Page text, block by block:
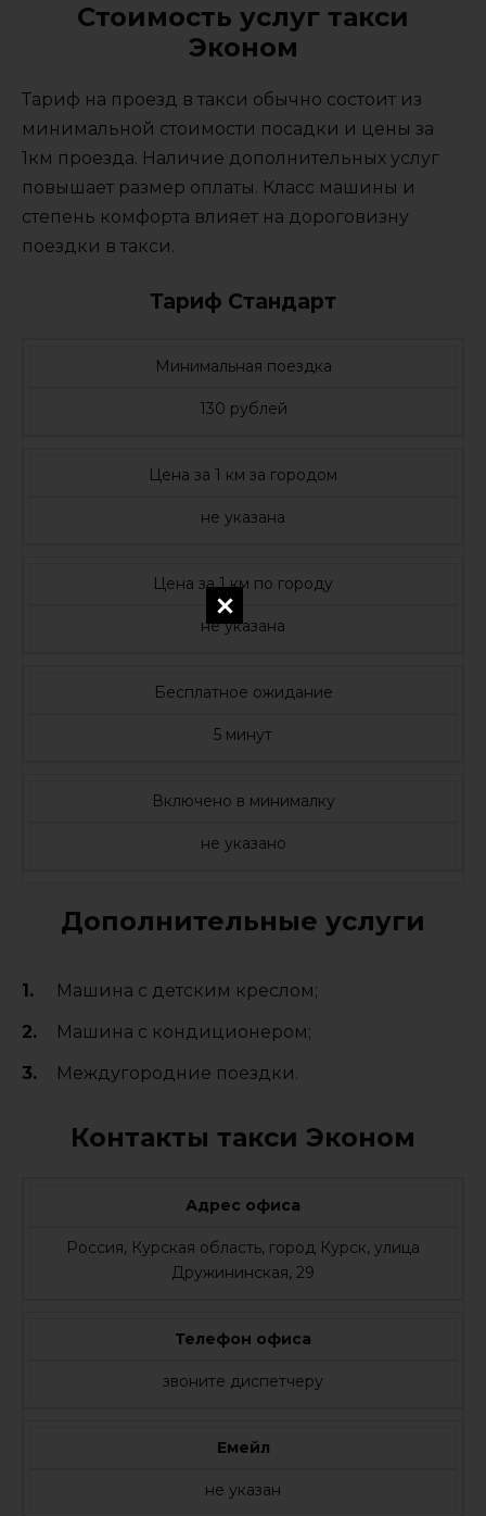
Стоимость услуг такси
Эконом
Тариф на проезд в такси обычно состоит из
минимальной стоимости посадки и цены за
1км проезда. Наличие дополнительных услуг
повышает размер оплаты. Класс машины и
степень комфорта влияет на дороговизну
поездки в такси.
Тариф Стандарт
Минимальная поездка
130 рублей
Цена за 1 км за городом
не указана
Цена за 1 км по городу
не указана
Бесплатное ожидание
5 минут
Включено в минималку
не указано
Дополнительные услуги
Машина с детским креслом;
Машина с кондиционером;
Междугородние поездки.
Контакты такси Эконом
Адрес офиса
Россия, Курская область, город Курск, улица
Дружининская, 29
Телефон офиса
звоните диспетчеру
Емейл
не указан